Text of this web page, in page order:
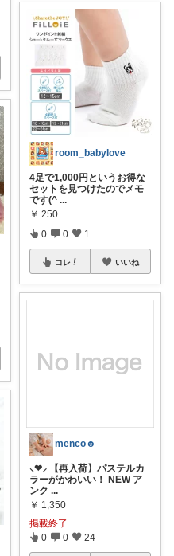
room_babylove
4足で1,000円というお得な
セットを見つけたのでメモ
です(^ ...
￥ 250
0 0 1
コレ いいね
menco☻
⸜❤︎⸝ 【再入荷】パステルカ
ラーがかわいい！ NEW ア
ンク ...
￥ 1,350
掲載終了
0 0 24